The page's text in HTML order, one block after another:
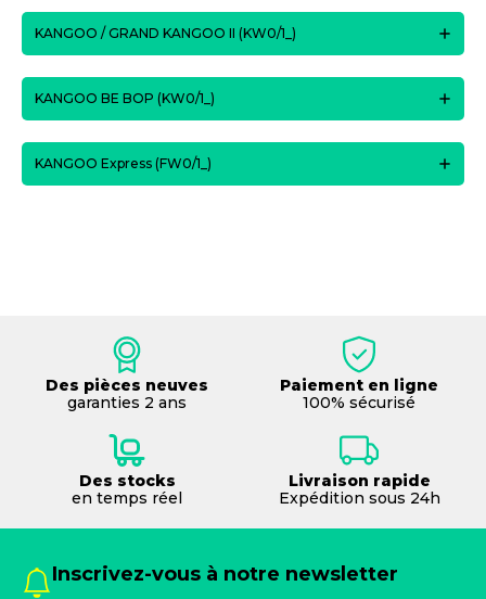
KANGOO / GRAND KANGOO II (KW0/1_)
KANGOO BE BOP (KW0/1_)
KANGOO Express (FW0/1_)
Des pièces neuves
garanties 2 ans
Paiement en ligne
100% sécurisé
Des stocks
en temps réel
Livraison rapide
Expédition sous 24h
Inscrivez-vous à notre newsletter